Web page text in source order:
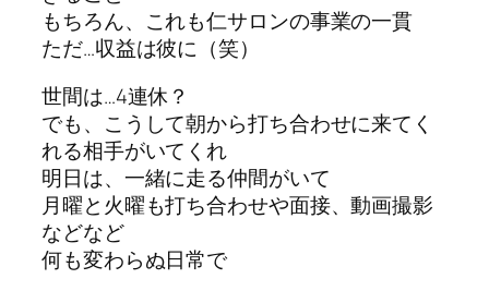
もちろん、これも仁サロンの事業の一貫
ただ…収益は彼に（笑）
世間は…4連休？
でも、こうして朝から打ち合わせに来てく
れる相手がいてくれ
明日は、一緒に走る仲間がいて
月曜と火曜も打ち合わせや面接、動画撮影
などなど
何も変わらぬ日常で